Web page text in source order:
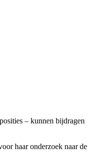
– kunnen bijdragen
haar onderzoek naar de